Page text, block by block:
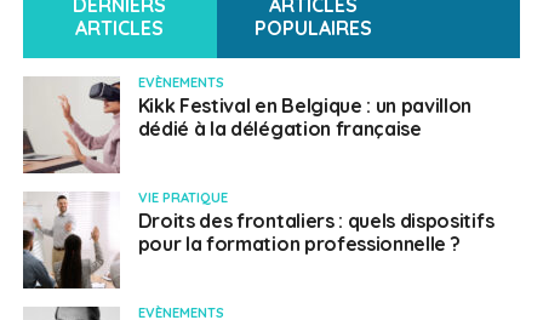
DERNIERS
ARTICLES
ARTICLES
POPULAIRES
EVÈNEMENTS
Kikk Festival en Belgique : un pavillon
dédié à la délégation française
VIE PRATIQUE
Droits des frontaliers : quels dispositifs
pour la formation professionnelle ?
EVÈNEMENTS